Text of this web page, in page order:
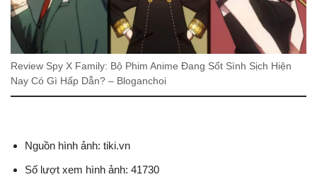
Review Spy X Family: Bộ Phim Anime Đang Sốt Sình Sịch Hiện
Nay Có Gì Hấp Dẫn? – Bloganchoi
Nguồn hình ảnh: tiki.vn
Số lượt xem hình ảnh: 41730